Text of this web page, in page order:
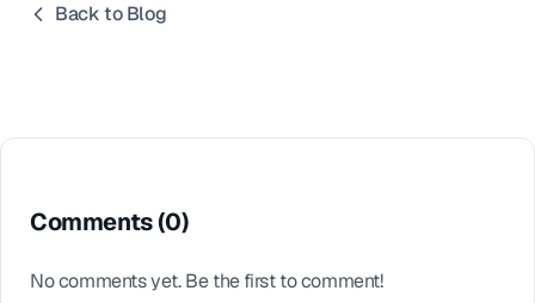
Back to Blog
Comments (0)
No comments yet. Be the first to comment!